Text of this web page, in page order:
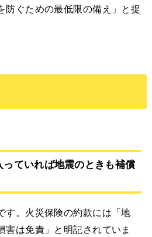
防ぐための最低限の備え」と捉
ていれば地震のときも補償
す。火災保険の約款には「地
害は免責」と明記されていま